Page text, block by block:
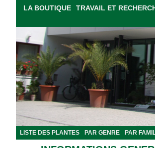
LA BOUTIQUE
TRAVAIL ET
LISTE DES PLANTES PAR GENRE PAR